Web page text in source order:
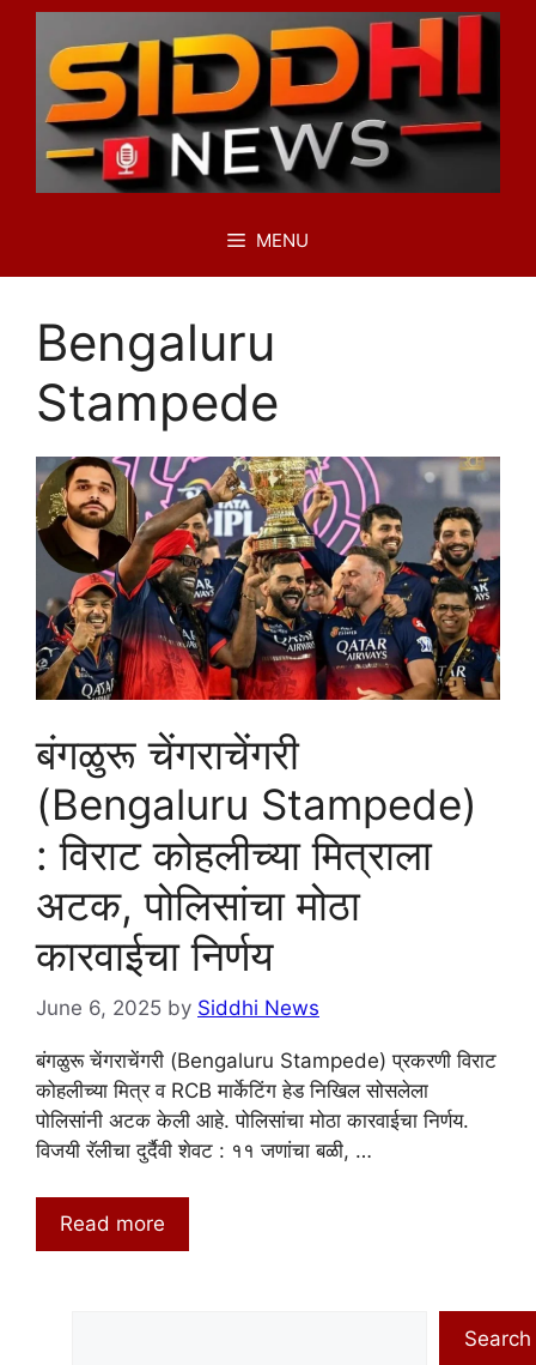
Skip
content
MENU
Bengaluru
Stampede
बंगळुरू चेंगराचेंगरी
(Bengaluru Stampede)
: विराट कोहलीच्या मित्राला
अटक, पोलिसांचा मोठा
कारवाईचा निर्णय
June 6, 2025 by Siddhi News
बंगळुरू चेंगराचेंगरी (Bengaluru Stampede) प्रकरणी विराट
कोहलीच्या मित्र व RCB मार्केटिंग हेड निखिल सोसलेला
पोलिसांनी अटक केली आहे. पोलिसांचा मोठा कारवाईचा निर्णय.
विजयी रॅलीचा दुर्दैवी शेवट : ११ जणांचा बळी, …
Read more
Search